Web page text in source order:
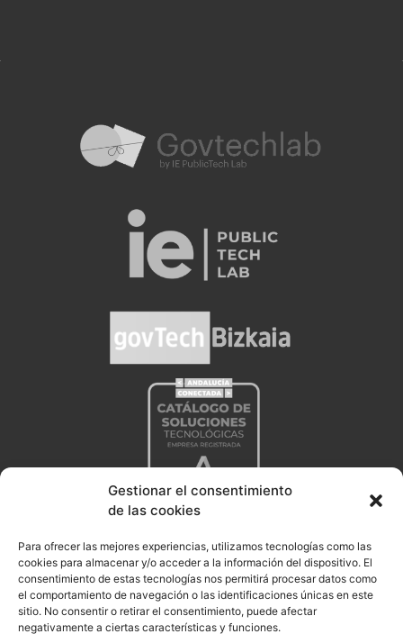
Gestionar el consentimiento
de las cookies
Para ofrecer las mejores experiencias, utilizamos tecnologías como las
cookies para almacenar y/o acceder a la información del dispositivo. El
consentimiento de estas tecnologías nos permitirá procesar datos como
el comportamiento de navegación o las identificaciones únicas en este
sitio. No consentir o retirar el consentimiento, puede afectar
negativamente a ciertas características y funciones.